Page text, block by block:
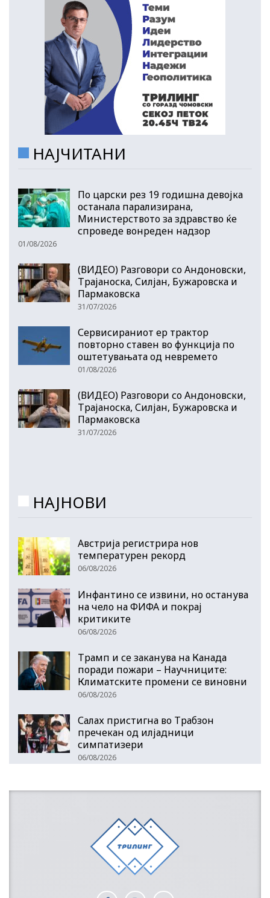
НАЈЧИТАНИ
По царски рез 19 годишна девојка
останала парализирана,
Министерството за здравство ќе
спроведе вонреден надзор
01/08/2026
(ВИДЕО) Разговори со Андоновски,
Трајаноска, Силјан, Бужаровска и
Пармаковска
31/07/2026
Сервисираниот ер трактор
повторно ставен во функција по
оштетувањата од невремето
01/08/2026
(ВИДЕО) Разговори со Андоновски,
Трајаноска, Силјан, Бужаровска и
Пармаковска
31/07/2026
НАЈНОВИ
Австрија регистрира нов
температурен рекорд
06/08/2026
Инфантино се извини, но останува
на чело на ФИФА и покрај
критиките
06/08/2026
Трамп и се заканува на Канада
поради пожари – Научниците:
Климатските промени се виновни
06/08/2026
Салах пристигна во Трабзон
пречекан од илјадници
симпатизери
06/08/2026